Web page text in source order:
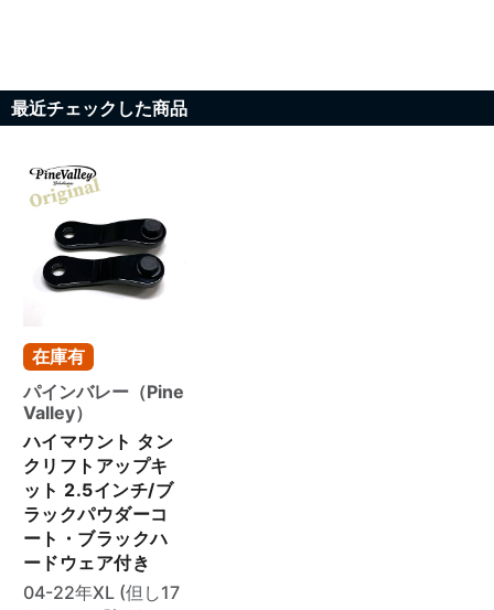
最近チェックした商品
在庫有
パインバレー（Pine
Valley）
ハイマウント タン
クリフトアップキ
ット 2.5インチ/ブ
ラックパウダーコ
ート・ブラックハ
ードウェア付き
04-22年XL (但し17